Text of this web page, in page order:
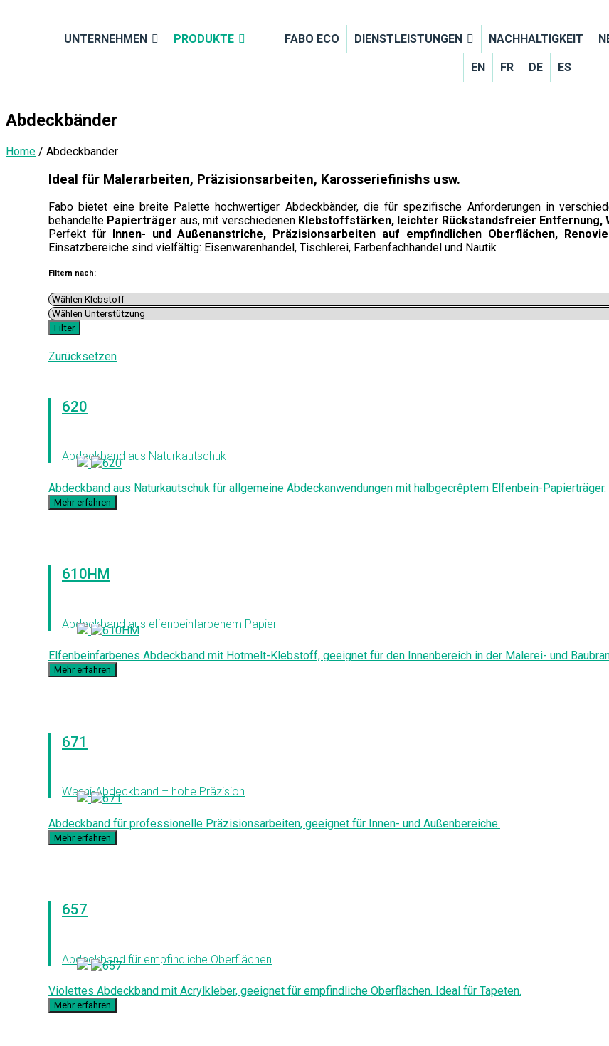
UNTERNEHMEN PRODUKTE FABO ECO DIENSTLEISTUNGEN NACHHALTIGKEIT
EN FR DE ES
Abdeckbänder
Home / Abdeckbänder
Ideal für Malerarbeiten, Präzisionsarbeiten, Karosseriefinishs usw.
Fabo bietet eine breite Palette hochwertiger Abdeckbänder, die für spezifische Anforderungen in
behandelte Papierträger aus, mit verschiedenen Klebstoffstärken, leichter Rückstandsfreier Entfernung,
Perfekt für
Innen- und Außenanstriche, Präzisionsarbeiten auf empfindlichen Oberflächen,
Einsatzbereiche sind vielfältig: Eisenwarenhandel, Tischlerei, Farbenfachhandel und Nautik
Filtern nach:
Zurücksetzen
620
Abdeckband aus Naturkautschuk
Abdeckband aus Naturkautschuk für allgemeine Abdeckanwendungen mit halbgecrêptem Elfenbein-Papierträger.
Mehr erfahren
610HM
Abdeckband aus elfenbeinfarbenem Papier
Elfenbeinfarbenes Abdeckband mit Hotmelt-Klebstoff, geeignet für den Innenbereich in der Malerei- und
Mehr erfahren
671
Washi-Abdeckband – hohe Präzision
Abdeckband für professionelle Präzisionsarbeiten, geeignet für Innen- und Außenbereiche.
Mehr erfahren
657
Abdeckband für empfindliche Oberflächen
Violettes Abdeckband mit Acrylkleber, geeignet für empfindliche Oberflächen. Ideal für Tapeten.
Mehr erfahren